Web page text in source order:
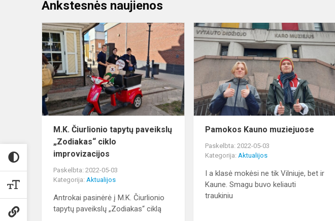
Ankstesnės naujienos
M.K.
Čiurlionio
tapytų
paveikslų
„Zodiakas“
ciklo
improviza...
M.K. Čiurlionio tapytų paveikslų
„Zodiakas“ ciklo
improvizacijos
Paskelbta: 2022-05-03
Kategorija: Aktualijos
Antrokai pasinėrė į M.K. Čiurlionio
tapytų paveikslų „Zodiakas“ ciklą
Pamokos Kauno muziejuose
Paskelbta: 2022-05-03
Kategorija:Aktualijos
I a klasė mokėsi ne tik Vilniuje, bet ir
Kaune. Smagu buvo keliauti
traukiniu